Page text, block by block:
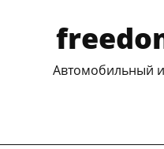
Автомобильный